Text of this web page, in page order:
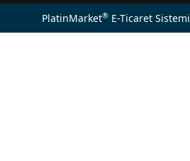
PlatinMarket®E-Ticaret Sistemi